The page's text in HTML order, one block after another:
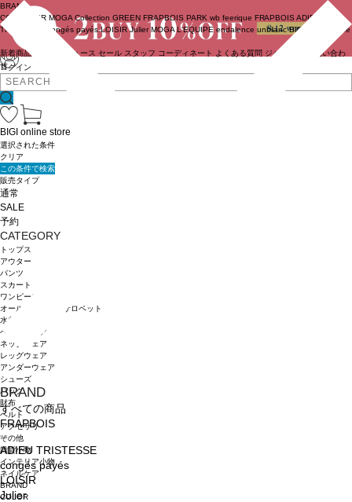
ログイン
BRAND
COUTURIER MOGA Collection GREEN FRAPBOIS PARK wb feerique FRAPBOIS ADIEU
TRISTESSE
congés payés LOISIR Julier MOGA L'EQUIPE endalence unbilanc BIGI online store
新着商品 ニュース セール スタッフ コーディネート よくある質問 ジャーナル
お問い合わ
せ
BRAND
すべての商品
FRAPBOIS
ADIEU TRISTESSE
congés payés
LOISIR
Julier
BIGI online store
選択された条件
クリア
この条件で検索
販売タイプ
通常
SALE
予約
CATEGORY
トップス
アウター
パンツ
スカート
ワンピース
オールインワン・サロペット
水着
ヘッドウェア
ネックウェア
レッグウェア
アンダーウェア
シューズ
バッグ
財布
ベルト
アクセサリ
その他
雑貨小物
インテリア小物
ネイルケア
BRAND
COLOR